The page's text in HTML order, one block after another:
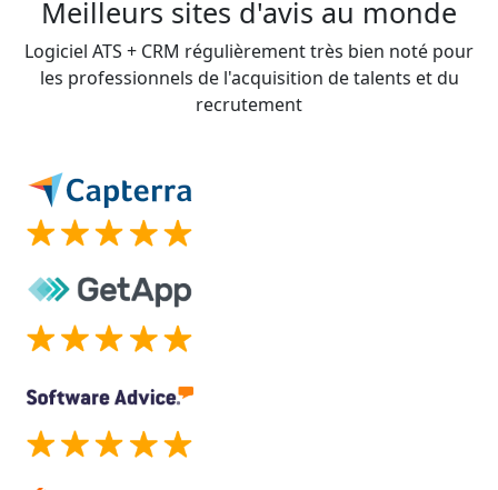
Meilleurs sites d'avis au monde
Logiciel ATS + CRM régulièrement très bien noté pour
les professionnels de l'acquisition de talents et du
recrutement